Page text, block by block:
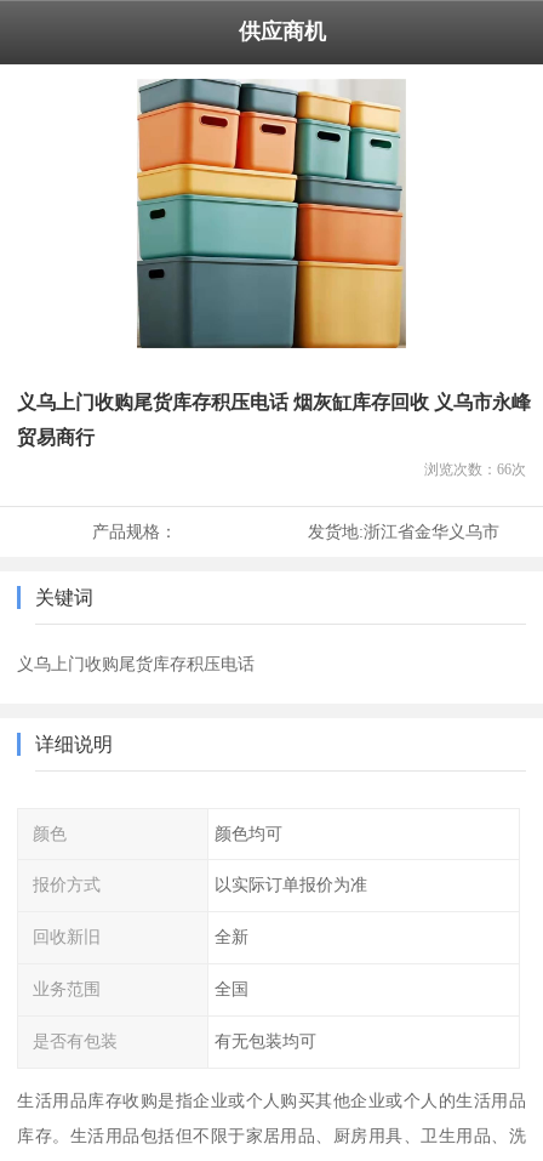
供应商机
义乌上门收购尾货库存积压电话 烟灰缸库存回收 义乌市永峰
贸易商行
浏览次数： 66次
产品规格： 发货地:浙江省金华义乌市
关键词
义乌上门收购尾货库存积压电话
详细说明
颜色 颜色均可
报价方式 以实际订单报价为准
回收新旧 全新
业务范围 全国
是否有包装 有无包装均可
生活用品库存收购是指企业或个人购买其他企业或个人的生活用品
库存。生活用品包括但不限于家居用品、厨房用具、卫生用品、洗